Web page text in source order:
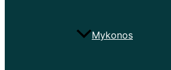
Mykonos